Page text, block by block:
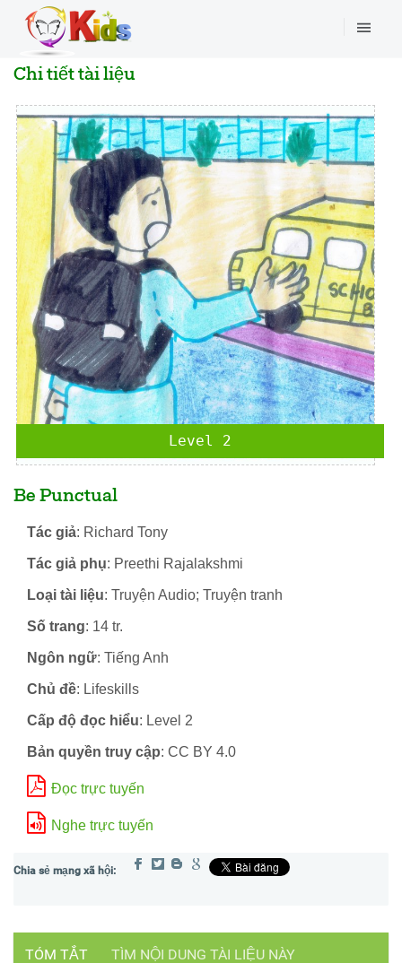
Chi tiết tài liệu
Level 2
Be Punctual
Tác giả: Richard Tony
Tác giả phụ: Preethi Rajalakshmi
Loại tài liệu: Truyện Audio; Truyện tranh
Số trang: 14 tr.
Ngôn ngữ: Tiếng Anh
Chủ đề: Lifeskills
Cấp độ đọc hiểu: Level 2
Bản quyền truy cập: CC BY 4.0
Đọc trực tuyến
Nghe trực tuyến
TÓM TẮT TÌM NỘI DUNG TÀI LIỆU NÀY